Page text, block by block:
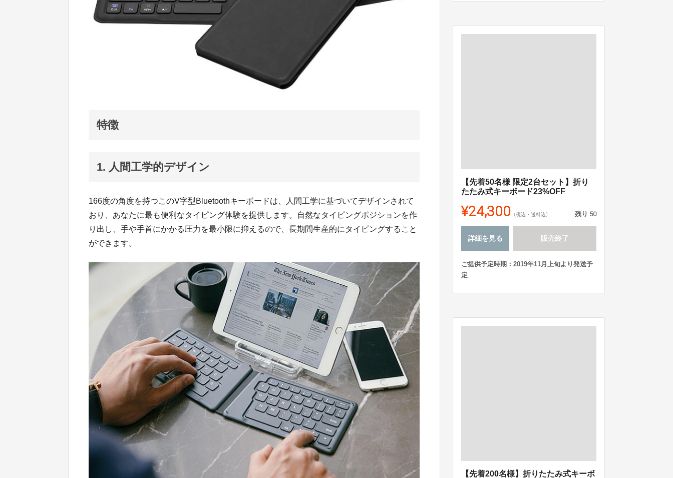
特徴
1. 人間工学的デザイン
166度の角度を持つこのV字型Bluetoothキーボードは、人間工学に基づいてデザインされて
おり、あなたに最も便利なタイピング体験を提供します。自然なタイピングポジションを作
り出し、手や手首にかかる圧力を最小限に抑えるので、長期間生産的にタイピングすること
ができます。
【先着50名様 限定2台セット】折り
たたみ式キーボード23%OFF
¥24,300 (税込・送料込) 残り 50
詳細を見る 販売終了
ご提供予定時期：2019年11月上旬より発送予
定
【先着200名様】折りたたみ式キーボ